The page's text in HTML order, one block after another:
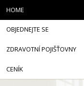
HOME
OBJEDNEJTE SE
ZDRAVOTNÍ POJIŠŤOVNY
CENÍK